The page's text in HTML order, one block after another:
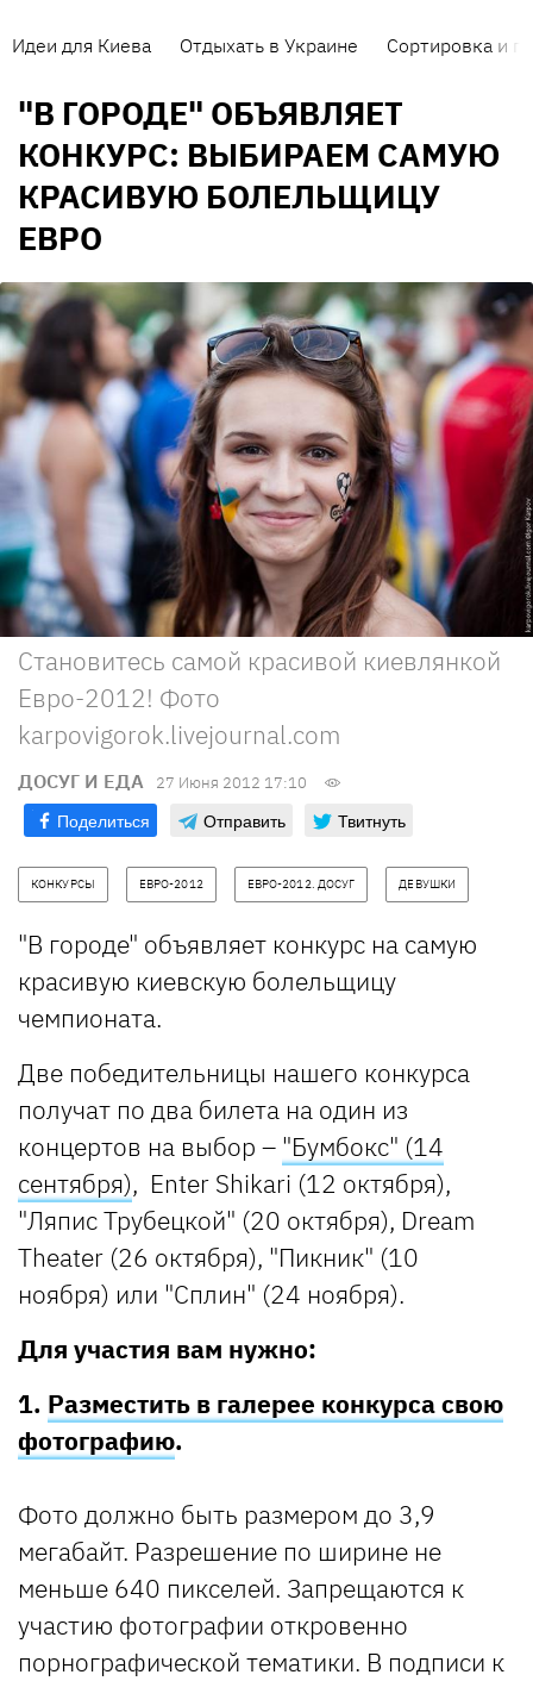
Идеи для Киева Отдыхать в Украине Сортировка и
"В ГОРОДЕ" ОБЪЯВЛЯЕТ
КОНКУРС: ВЫБИРАЕМ САМУЮ
КРАСИВУЮ БОЛЕЛЬЩИЦУ
ЕВРО
Становитесь самой красивой киевлянкой
Евро-2012! Фото
karpovigorok.livejournal.com
ДОСУГ И ЕДА 27 Июня 2012 17:10
Поделиться Отправить Твитнуть
КОНКУРСЫ ЕВРО-2012 ЕВРО-2012. ДОСУГ ДЕВУШКИ
"В городе" объявляет конкурс на самую
красивую киевскую болельщицу
чемпионата.
Две победительницы нашего конкурса
получат по два билета на один из
концертов на выбор – "Бумбокс" (14
сентября), Enter Shikari (12 октября),
"Ляпис Трубецкой" (20 октября), Dream
Theater (26 октября), "Пикник" (10
ноября) или "Сплин" (24 ноября).
Для участия вам нужно:
1. Разместить в галерее конкурса свою
фотографию.
Фото должно быть размером до 3,9
мегабайт. Разрешение по ширине не
меньше 640 пикселей. Запрещаются к
участию фотографии откровенно
порнографической тематики. В подписи к